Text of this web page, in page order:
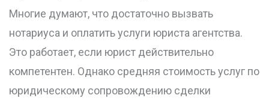
Многие думают, что достаточно вызвать
нотариуса и оплатить услуги юриста агентства.
Это работает, если юрист действительно
компетентен. Однако средняя стоимость услуг по
юридическому сопровождению сделки